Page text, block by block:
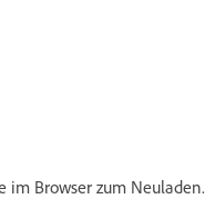
im Browser zum Neuladen.